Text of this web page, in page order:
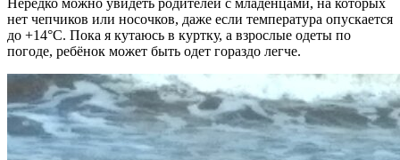
Нередко можно увидеть родителей с младенцами, на которых
нет чепчиков или носочков, даже если температура опускается
до +14°C. Пока я кутаюсь в куртку, а взрослые одеты по
погоде, ребёнок может быть одет гораздо легче.